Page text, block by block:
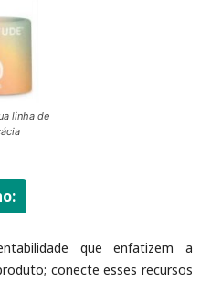
linha de
que enfatizem a
conecte esses recursos